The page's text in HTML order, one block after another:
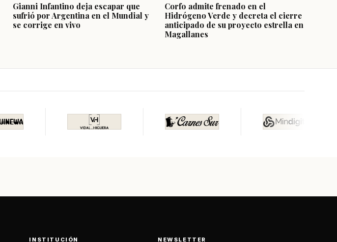
Gianni Infantino deja escapar que
sufrió por Argentina en el Mundial y
se corrige en vivo
Corfo admite frenado en el
Hidrógeno Verde y decreta el cierre
anticipado de su proyecto estrella en
Magallanes
INSTITUCIÓN NEWSLETTER